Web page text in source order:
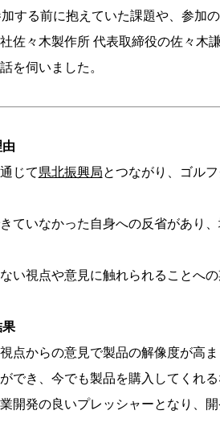
する前に抱えていた課題や、参加
佐々木製作所 代表取締役の佐々木
を伺いました。
じて県北振興局とつながり、ゴル
ていなかった自身への反省があり
い視点や意見に触れられることへ
点からの意見で製品の解像度が高
でき、今でも製品を購入してくれ
開発の良いプレッシャーとなり、